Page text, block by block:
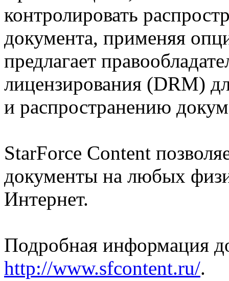
контролировать
документа, применяя
предлагает
лицензирования (DRM)
и распространению
StarForce Content
документы на любых
Интернет.
Подробная информация
http://www.sfcontent.ru/.